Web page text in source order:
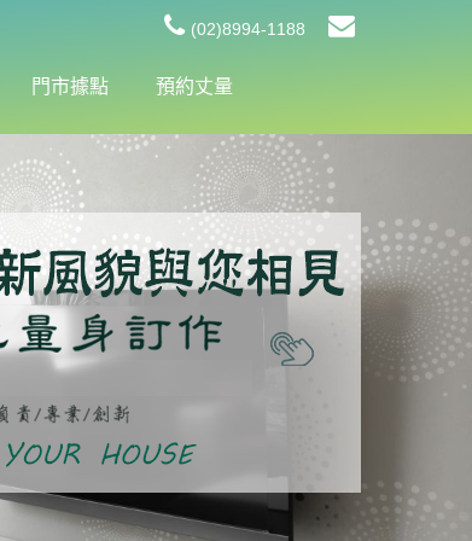
(02)8994-1188
門市據點 預約丈量